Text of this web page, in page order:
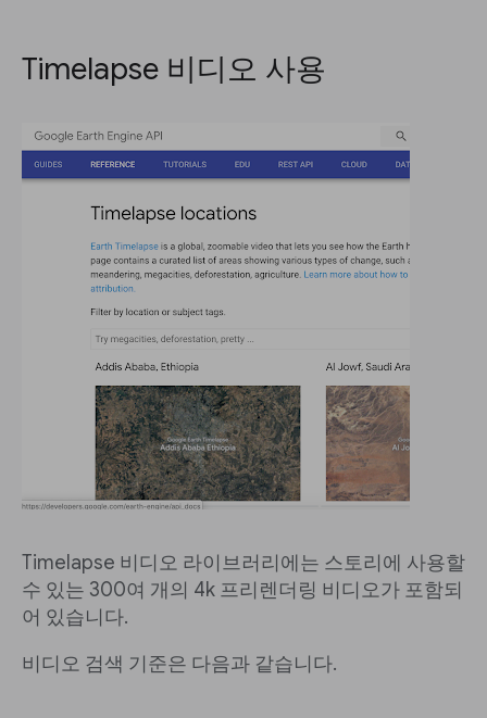
Timelapse 비디오 사용
Timelapse 비디오 라이브러리에는 스토리에 사용할
수 있는 300여 개의 4k 프리렌더링 비디오가 포함되
어 있습니다.
비디오 검색 기준은 다음과 같습니다.